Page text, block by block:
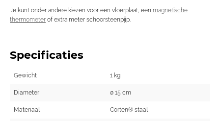
Je kunt onder andere kiezen voor een vloerplaat, een magnetische
thermometer of extra meter schoorsteenpijp.
Specificaties
Gewicht 1 kg
Diameter ø 15 cm
Materiaal Corten® staal